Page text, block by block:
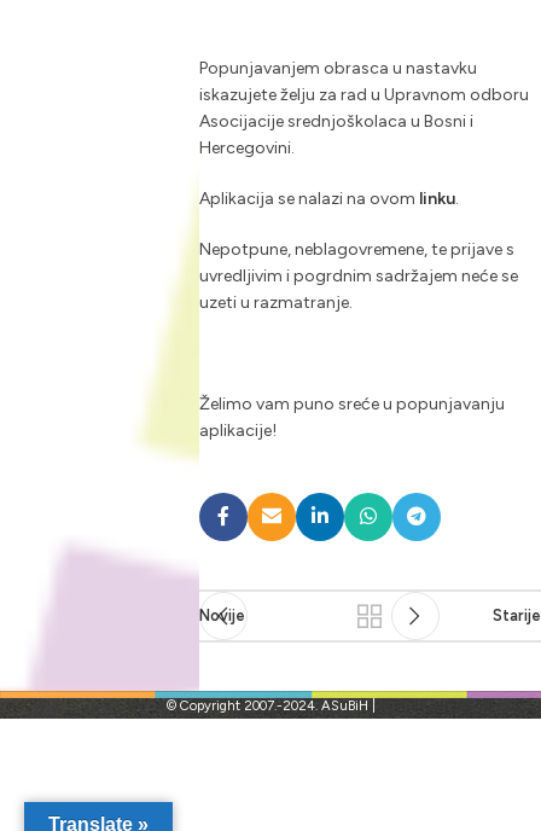
Popunjavanjem obrasca u nastavku
iskazujete želju za rad u Upravnom odboru
Asocijacije srednjoškolaca u Bosni i
Hercegovini.
Aplikacija se nalazi na ovom linku.
Nepotpune, neblagovremene, te prijave s
uvredljivim i pogrdnim sadržajem neće se
uzeti u razmatranje.
Želimo vam puno sreće u popunjavanju
aplikacije!
Novije Starije
© Copyright 2007.-2024. ASuBiH |
Translate »